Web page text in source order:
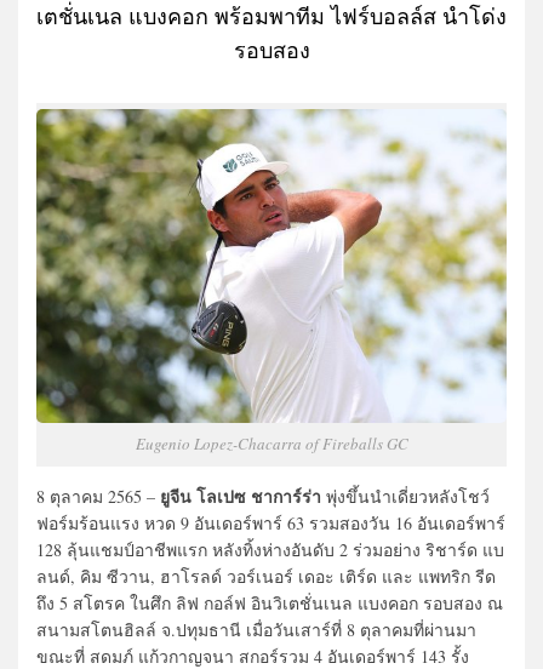
เตชั่นเนล แบงคอก พร้อมพาทีม ไฟร์บอลล์ส นำโด่ง
รอบสอง
Eugenio Lopez-Chacarra of Fireballs GC
8 ตุลาคม 2565 – ยูจีน โลเปซ ชาการ์ร่า พุ่งขึ้นนำเดี่ยวหลังโชว์
ฟอร์มร้อนแรง หวด 9 อันเดอร์พาร์ 63 รวมสองวัน 16 อันเดอร์พาร์
128 ลุ้นแชมป์อาชีพแรก หลังทิ้งห่างอันดับ 2 ร่วมอย่าง ริชาร์ด แบ
ลนด์, คิม ซีวาน, ฮาโรลด์ วอร์เนอร์ เดอะ เติร์ด และ แพทริก รีด
ถึง 5 สโตรค ในศึก ลิฟ กอล์ฟ อินวิเตชั่นเนล แบงคอก รอบสอง ณ
สนามสโตนฮิลล์ จ.ปทุมธานี เมื่อวันเสาร์ที่ 8 ตุลาคมที่ผ่านมา
ขณะที่ สดมภ์ แก้วกาญจนา สกอร์รวม 4 อันเดอร์พาร์ 143 รั้ง